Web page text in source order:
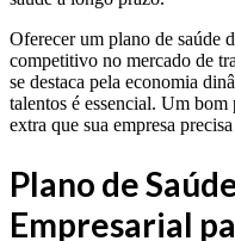
Oferecer um plano de saúde
competitivo no mercado de
se destaca pela economia
talentos é essencial. Um
extra que sua empresa
Plano de
Empresarial